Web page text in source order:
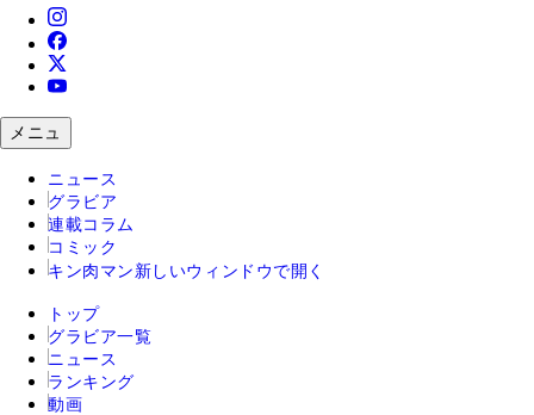
メニュ
ニュース
グラビア
連載コラム
コミック
キン肉マン 新しいウィンドウで開く
トップ
グラビア一覧
ニュース
ランキング
動画